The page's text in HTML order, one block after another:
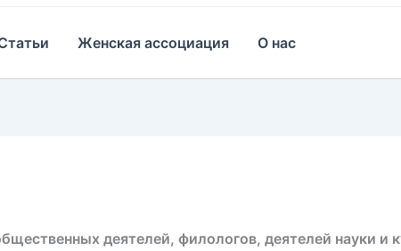
Женская ассоциация О нас
деятелей, филологов, деятелей науки и